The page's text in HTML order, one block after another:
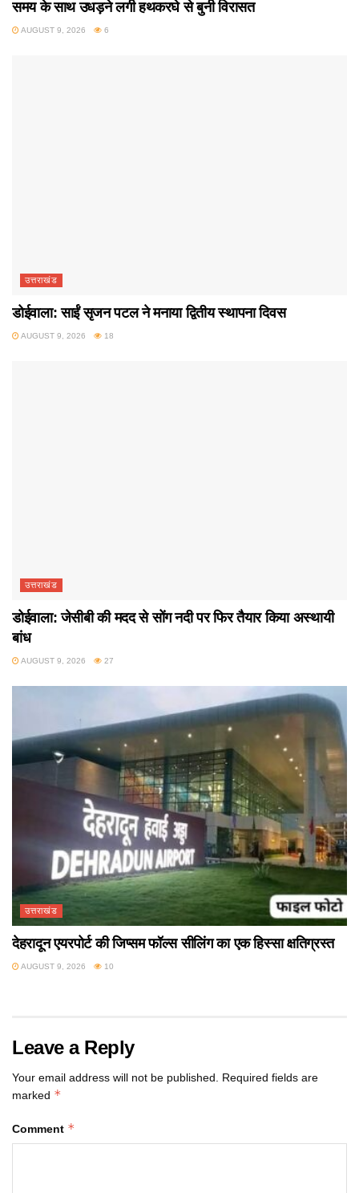
समय के साथ उधड़ने लगी हथकरघे से बुनी विरासत
AUGUST 9, 2026 6
उत्तराखंड
डोईवाला: साईं सृजन पटल ने मनाया द्वितीय स्थापना दिवस
AUGUST 9, 2026 18
उत्तराखंड
डोईवाला: जेसीबी की मदद से सोंग नदी पर फिर तैयार किया अस्थायी
बांध
AUGUST 9, 2026 27
उत्तराखंड
देहरादून एयरपोर्ट की जिप्सम फॉल्स सीलिंग का एक हिस्सा क्षतिग्रस्त
AUGUST 9, 2026 10
Leave a Reply
Your email address will not be published. Required fields are
marked *
Comment *